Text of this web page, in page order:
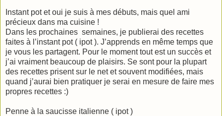
Instant pot et oui je suis à mes débuts, mais quel ami
précieux dans ma cuisine !
Dans les prochaines semaines, je publierai des recettes
faites à l’instant pot ( ipot ). J’apprends en même temps que
je vous les partagent. Pour le moment tout est un succès et
j’ai vraiment beaucoup de plaisirs. Se sont pour la plupart
des recettes prisent sur le net et souvent modifiées, mais
quand j’aurai bien pratiquer je serai en mesure de faire mes
propres recettes :)
Penne à la saucisse italienne ( ipot )